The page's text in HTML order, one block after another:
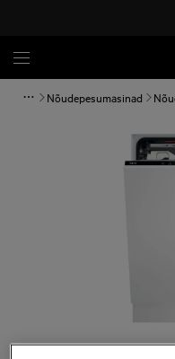
Nõudepesumasinad